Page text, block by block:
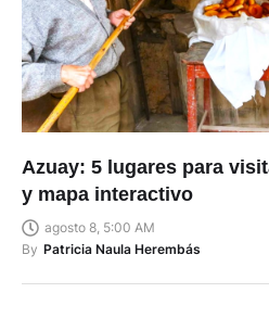
Azuay: 5 lugares para
y mapa interactivo
agosto 8, 5:00 AM
By Patricia Naula Herembás